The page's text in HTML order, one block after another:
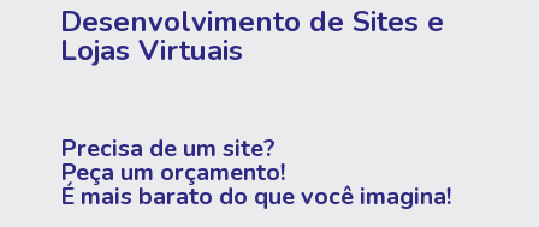
Desenvolvimento de Sites e
Lojas Virtuais
Precisa de um site?
Peça um orçamento!
É mais barato do que você imagina!